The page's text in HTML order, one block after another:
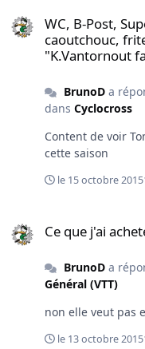
WC, B-Post,
caoutchouc,
"K.Vantornout
BrunoDa
dans Cyclocross
Content de voir
cette saison
le 15 octobre 2015
Ce que j'ai
BrunoDa
Général (VTT)
non elle veut pas
le 13 octobre 2015